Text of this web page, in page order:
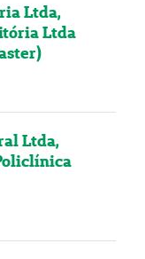
Ltda,
Ltda
Ltda,